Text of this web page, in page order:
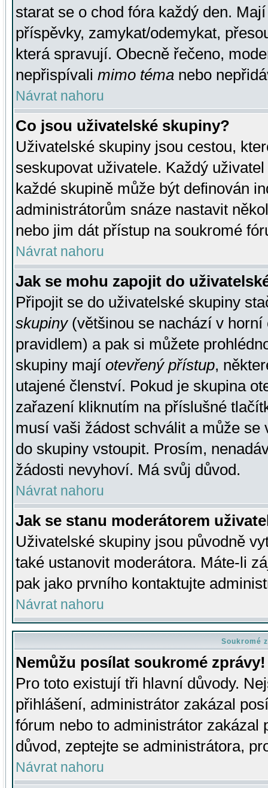
starat se o chod fóra každý den.
příspěvky, zamykat/odemykat,
která spravují. Obecně řečeno,
nepřispívali mimo téma nebo
Návrat nahoru
Co jsou uživatelské skupiny?
Uživatelské skupiny jsou cestou,
seskupovat uživatele. Každý
každé skupině může být definován
administrátorům snáze nastavit
nebo jim dát přístup na soukromé
Návrat nahoru
Jak se mohu zapojit do
Připojit se do uživatelské skupiny
skupiny(většinou se nachází v horní
pravidlem) a pak si můžete
skupiny mají otevřený přístup,
utajené členství. Pokud je skupina
zařazení kliknutím na příslušné
musí vaši žádost schválit a může se
do skupiny vstoupit. Prosím,
žádosti nevyhoví. Má svůj důvod.
Návrat nahoru
Jak se stanu moderátorem
Uživatelské skupiny jsou původně
také ustanovit moderátora. Máte-li
pak jako prvního kontaktujte
Návrat nahoru
Soukromé
Nemůžu posílat soukromé zprávy!
Pro toto existují tři hlavní důvody.
přihlášení, administrátor zakázal
fórum nebo to administrátor zakázal
důvod, zeptejte se administrátora,
Návrat nahoru